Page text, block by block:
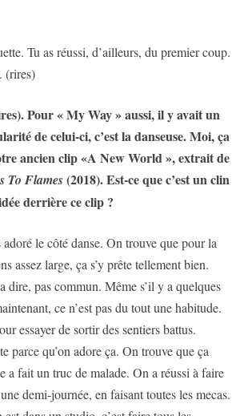
Tu as réussi, d’ailleurs, du premier coup.
(rires)
Pour « My Way » aussi, il y avait un
de celui-ci, c’est la danseuse. Moi, ça
ancien clip «A New World », extrait de
To Flames(2018). Est-ce que c’est un clin
derrière ce clip ?
le côté danse. On trouve que pour la
assez large, ça s’y prête tellement bien.
dire, pas commun. Même s’il y a quelques
ce n’est pas du tout une habitude.
essayer de sortir des sentiers battus.
parce qu’on adore ça. On trouve que ça
a fait un truc de malade. On a réussi à faire
demi-journée, en faisant toutes les mecas.